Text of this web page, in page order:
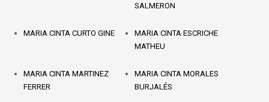
SALMERON
MARIA CINTA CURTO GINE
MARIA CINTA ESCRICHE
MATHEU
MARIA CINTA MARTINEZ
FERRER
MARIA CINTA MORALES
BURJALÉS